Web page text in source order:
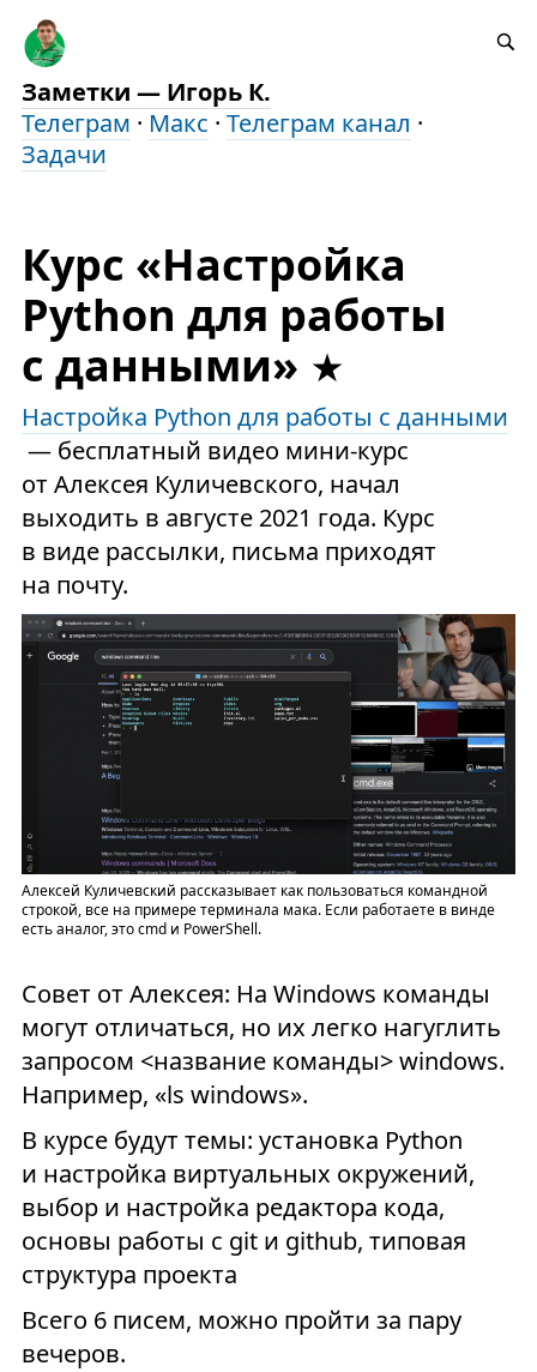
Заметки — Игорь К.
Телеграм · Макс · Телеграм канал ·
Задачи
Курс «Настройка
Python для работы
с данными»
Настройка Python для работы с данными
— бесплатный видео мини-курс
от Алексея Куличевского, начал
выходить в августе 2021 года. Курс
в виде рассылки, письма приходят
на почту.
Алексей Куличевский рассказывает как пользоваться командной
строкой, все на примере терминала мака. Если работаете в винде
есть аналог, это cmd и PowerShell.
Совет от Алексея: На Windows команды
могут отличаться, но их легко нагуглить
запросом <название команды> windows.
Например, «ls windows».
В курсе будут темы: установка Python
и настройка виртуальных окружений,
выбор и настройка редактора кода,
основы работы c git и github, типовая
структура проекта
Всего 6 писем, можно пройти за пару
вечеров.